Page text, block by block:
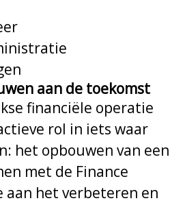
aan de toekomst
financiële operatie
rol in iets waar
het opbouwen van een
met de Finance
aan het verbeteren en